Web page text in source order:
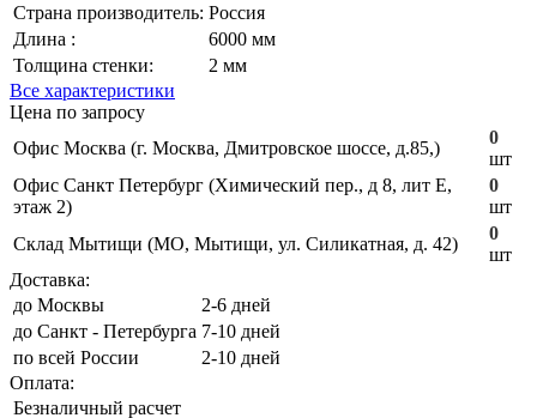
Страна производитель: Россия
Длина :
6000 мм
Толщина стенки:
2 мм
Все характеристики
Цена по запросу
Офис Москва (г. Москва, Дмитровское шоссе, д.85,)
0
шт
Офис Санкт Петербург (Химический пер., д 8, лит Е,
этаж 2)
0
шт
Склад Мытищи (МО, Мытищи, ул. Силикатная, д. 42)
0
шт
Доставка:
до Москвы
2-6 дней
до Санкт - Петербурга 7-10 дней
по всей России
2-10 дней
Оплата:
Безналичный расчет